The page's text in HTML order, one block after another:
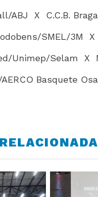
ABJ X C.C.B.
SMEL/3M X
Unimep/Selam X
AERCO Basquete